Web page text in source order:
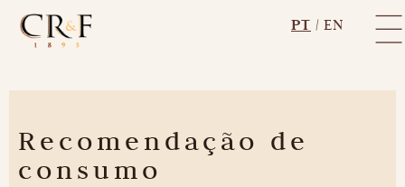
PT | EN
Recomendação de
consumo